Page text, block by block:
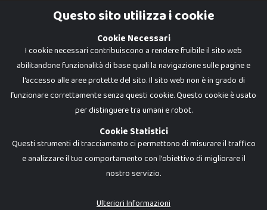
Cookie Policy
Dadi e Mattoncini è un brand di Giocabene Srl. Ogni riproduzione o utilizzo non
I prezzi e le promozioni pubblicate potrebbero differire da quanto esposto in
Questo sito utilizza i cookie
Cookie Necessari
I cookie necessari contribuiscono a rendere fruibile il sito web
abilitandone funzionalità di base quali la navigazione sulle pagine e
l'accesso alle aree protette del sito. Il sito web non è in grado di
funzionare correttamente senza questi cookie. Questo cookie è usato
per distinguere tra umani e robot.
Cookie Statistici
Questi strumenti di tracciamento ci permettono di misurare il traffico
e analizzare il tuo comportamento con l'obiettivo di migliorare il
nostro servizio.
Ulteriori Informazioni